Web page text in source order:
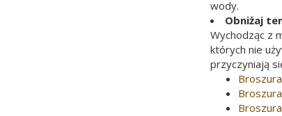
wody.
Obniżaj
Wychodząc z
których nie
przyczyniają